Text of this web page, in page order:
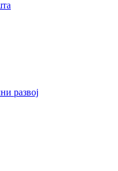
развој